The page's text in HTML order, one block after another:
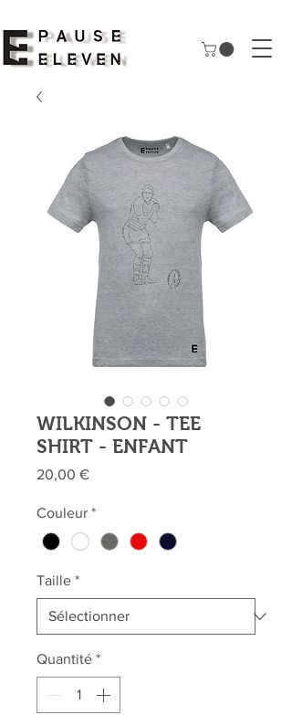
WILKINSON - TEE
SHIRT - ENFANT
20,00 €Prix
Couleur *
Taille *
Quantité *